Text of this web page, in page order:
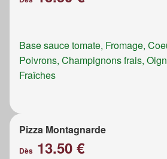
Base sauce tomate, Fromage,
Poivrons, Champignons frais,
Fraîches
Pizza Montagnarde
Dès 13.50 €